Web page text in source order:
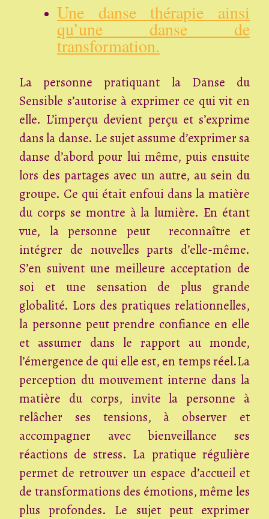
Une danse thérapie ainsi
qu’une danse de
transformation.
La personne pratiquant la Danse du
Sensible s’autorise à exprimer ce qui vit en
elle. L’imperçu devient perçu et s’exprime
dans la danse. Le sujet assume d’exprimer sa
danse d’abord pour lui même, puis ensuite
lors des partages avec un autre, au sein du
groupe. Ce qui était enfoui dans la matière
du corps se montre à la lumière. En étant
vue, la personne peut reconnaître et
intégrer de nouvelles parts d’elle-même.
S’en suivent une meilleure acceptation de
soi et une sensation de plus grande
globalité. Lors des pratiques relationnelles,
la personne peut prendre confiance en elle
et assumer dans le rapport au monde,
l’émergence de qui elle est, en temps réel.La
perception du mouvement interne dans la
matière du corps, invite la personne à
relâcher ses tensions, à observer et
accompagner avec bienveillance ses
réactions de stress. La pratique régulière
permet de retrouver un espace d’accueil et
de transformations des émotions, même les
plus profondes. Le sujet peut exprimer